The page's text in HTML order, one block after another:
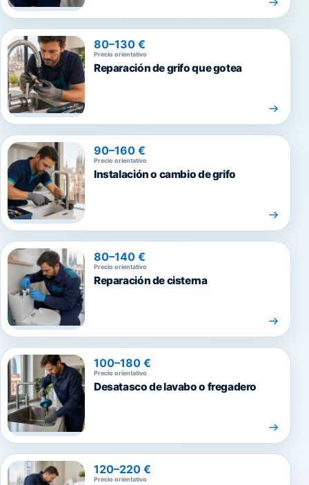
80–130 €
Precio orientativo
Reparación de grifo que gotea
90–160 €
Precio orientativo
Instalación o cambio de grifo
80–140 €
Precio orientativo
Reparación de cisterna
100–180 €
Precio orientativo
Desatasco de lavabo o fregadero
120–220 €
Precio orientativo